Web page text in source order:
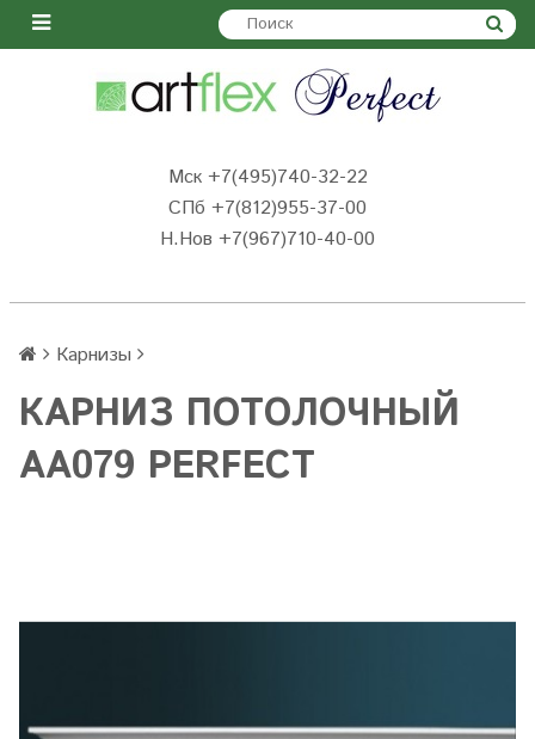
Мск +7(495)740-32-22
СПб +7(812)955-37-00
Н.Нов +7(967)710-40-00
Карнизы
КАРНИЗ ПОТОЛОЧНЫЙ
AA079 PERFECT